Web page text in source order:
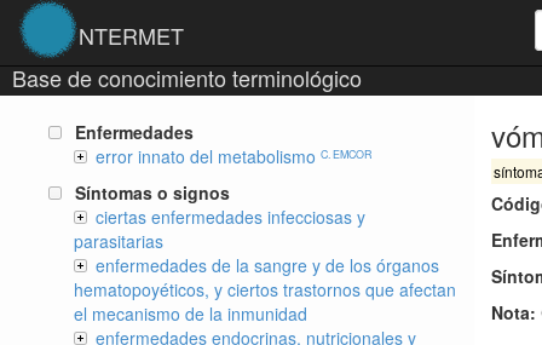
NTERMET
Base de conocimiento terminológico
Nota:
Enfermedades
error innato del metabolismo C. EMCOR
Síntomas o signos
ciertas enfermedades infecciosas y
parasitarias
enfermedades de la sangre y de los órganos
hematopoyéticos, y ciertos trastornos que afectan
el mecanismo de la inmunidad
enfermedades endocrinas, nutricionales y